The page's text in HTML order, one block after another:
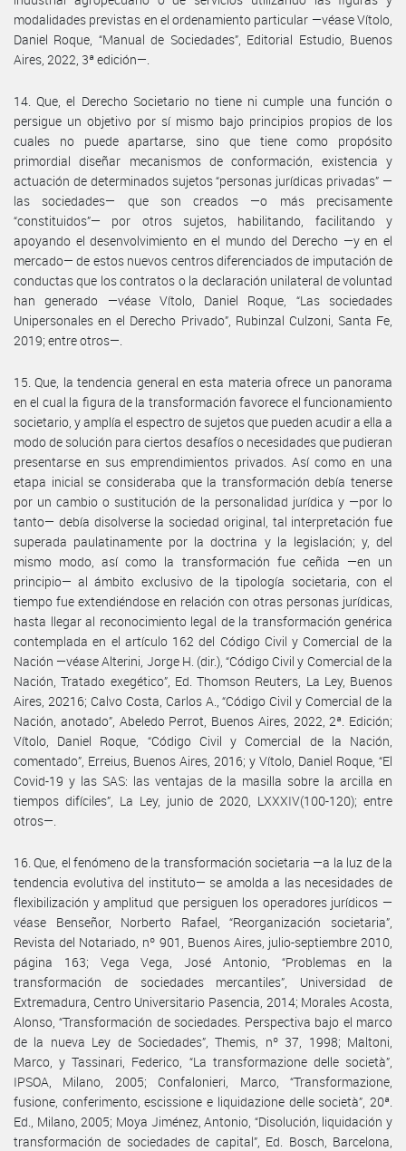
modalidades previstas en el ordenamiento particular —véase Vítolo,
Daniel Roque, “Manual de Sociedades”, Editorial Estudio, Buenos
Aires, 2022, 3ª edición—.
14. Que, el Derecho Societario no tiene ni cumple una función o
persigue un objetivo por sí mismo bajo principios propios de los
cuales no puede apartarse, sino que tiene como propósito
primordial diseñar mecanismos de conformación, existencia y
actuación de determinados sujetos “personas jurídicas privadas” —
las sociedades— que son creados —o más precisamente
“constituidos”— por otros sujetos, habilitando, facilitando y
apoyando el desenvolvimiento en el mundo del Derecho —y en el
mercado— de estos nuevos centros diferenciados de imputación de
conductas que los contratos o la declaración unilateral de voluntad
han generado —véase Vítolo, Daniel Roque, “Las sociedades
Unipersonales en el Derecho Privado”, Rubinzal Culzoni, Santa Fe,
2019; entre otros—.
15. Que, la tendencia general en esta materia ofrece un panorama
en el cual la figura de la transformación favorece el funcionamiento
societario, y amplía el espectro de sujetos que pueden acudir a ella a
modo de solución para ciertos desafíos o necesidades que pudieran
presentarse en sus emprendimientos privados. Así como en una
etapa inicial se consideraba que la transformación debía tenerse
por un cambio o sustitución de la personalidad jurídica y —por lo
tanto— debía disolverse la sociedad original, tal interpretación fue
superada paulatinamente por la doctrina y la legislación; y, del
mismo modo, así como la transformación fue ceñida —en un
principio— al ámbito exclusivo de la tipología societaria, con el
tiempo fue extendiéndose en relación con otras personas jurídicas,
hasta llegar al reconocimiento legal de la transformación genérica
contemplada en el artículo 162 del Código Civil y Comercial de la
Nación —véase Alterini, Jorge H. (dir.), “Código Civil y Comercial de la
Nación, Tratado exegético”, Ed. Thomson Reuters, La Ley, Buenos
Aires, 20216; Calvo Costa, Carlos A., “Código Civil y Comercial de la
Nación, anotado”, Abeledo Perrot, Buenos Aires, 2022, 2ª. Edición;
Vítolo, Daniel Roque, “Código Civil y Comercial de la Nación,
comentado”, Erreius, Buenos Aires, 2016; y Vítolo, Daniel Roque, “El
Covid-19 y las SAS: las ventajas de la masilla sobre la arcilla en
tiempos difíciles”, La Ley, junio de 2020, LXXXIV(100-120); entre
otros—.
16. Que, el fenómeno de la transformación societaria —a la luz de la
tendencia evolutiva del instituto— se amolda a las necesidades de
flexibilización y amplitud que persiguen los operadores jurídicos —
véase Benseñor, Norberto Rafael, “Reorganización societaria”,
Revista del Notariado, nº 901, Buenos Aires, julio-septiembre 2010,
página 163; Vega Vega, José Antonio, “Problemas en la
transformación de sociedades mercantiles”, Universidad de
Extremadura, Centro Universitario Pasencia, 2014; Morales Acosta,
Alonso, “Transformación de sociedades. Perspectiva bajo el marco
de la nueva Ley de Sociedades”, Themis, nº 37, 1998; Maltoni,
Marco, y Tassinari, Federico, “La transformazione delle società”,
IPSOA, Milano, 2005; Confalonieri, Marco, “Transformazione,
fusione, conferimento, escissione e liquidazione delle società”, 20ª.
Ed., Milano, 2005; Moya Jiménez, Antonio, “Disolución, liquidación y
transformación de sociedades de capital”, Ed. Bosch, Barcelona,